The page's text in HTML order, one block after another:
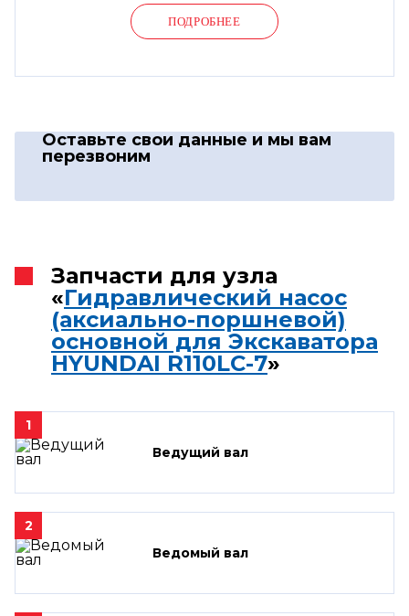
ПОДРОБНЕЕ
Оставьте свои данные и мы вам
перезвоним
Запчасти для узла
«Гидравлический насос
(аксиально-поршневой)
основной для Экскаватора
HYUNDAI R110LC-7»
1
Ведущий вал
2
Ведомый вал